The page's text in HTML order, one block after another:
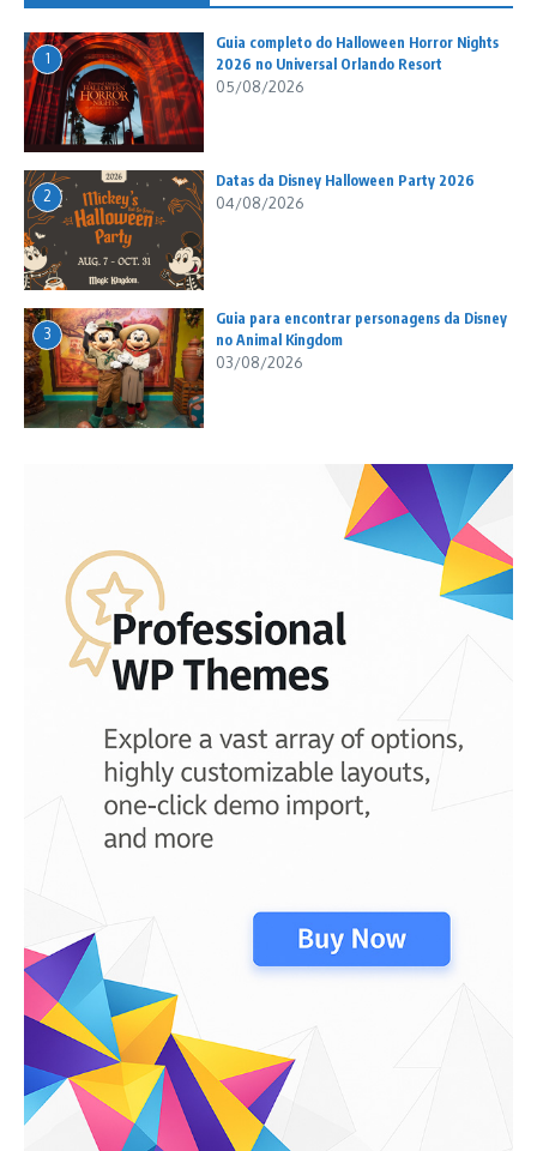
1
Guia completo do Halloween Horror Nights
2026 no Universal Orlando Resort
05/08/2026
2
Datas da Disney Halloween Party 2026
04/08/2026
3
Guia para encontrar personagens da Disney
no Animal Kingdom
03/08/2026